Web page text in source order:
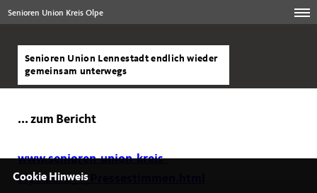
Senioren Union Kreis Olpe
Senioren Union Lennestadt endlich wieder
gemeinsam unterwegs
... zum Bericht
www.senioren-union-kreis-
olpe.de/1_4_Pressestimmen.html
Cookie Hinweis